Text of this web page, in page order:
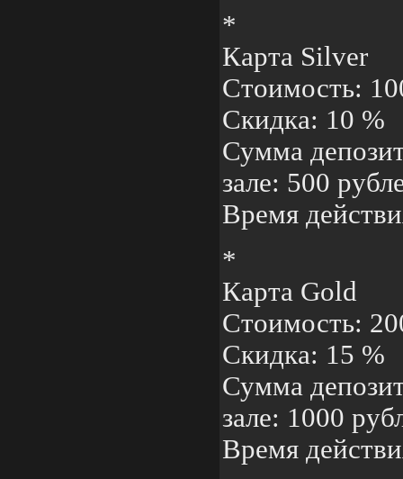
*
Карта Silver
Стоимость:
Скидка: 10 %
Сумма
зале: 500
Время
*
Карта Gold
Стоимость:
Скидка: 15 %
Сумма
зале: 1000
Время